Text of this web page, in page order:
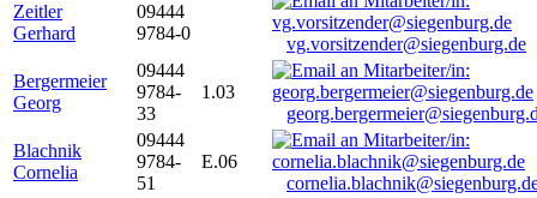
Zeitler
Gerhard
09444
9784-0
vg.vorsitzender@siegenburg.de
Bergermeier
Georg
09444
9784-
33
1.03
Blachnik
Cornelia
09444
9784-
51
E.06